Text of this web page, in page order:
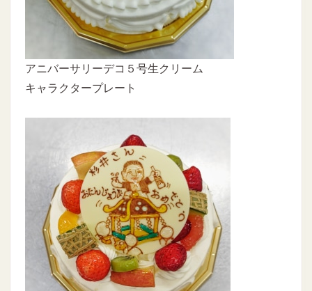
アニバーサリーデコ５号生クリーム
キャラクタープレート